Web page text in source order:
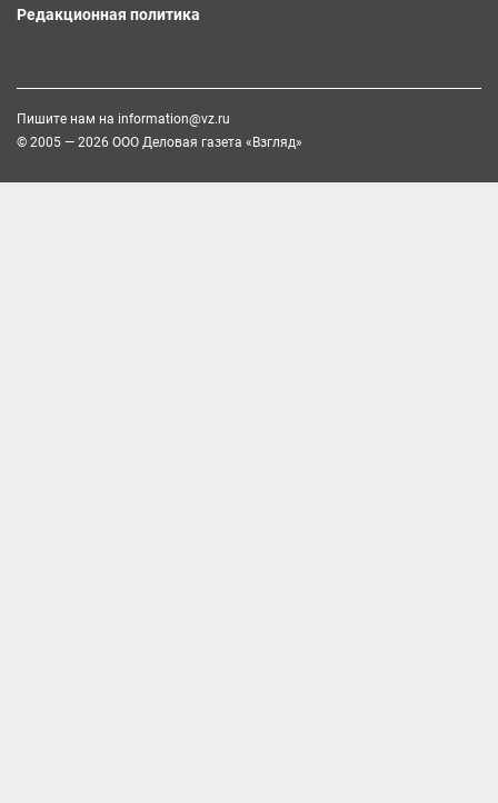
Редакционная политика
Пишите нам на information@vz.ru
© 2005 — 2026 ООО Деловая газета «Взгляд»